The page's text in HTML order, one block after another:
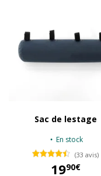
Sac de lestage
En stock
(33 avis)
1990€